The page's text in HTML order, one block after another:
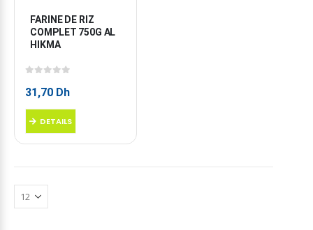
FARINE DE RIZ
COMPLET 750G AL
HIKMA
31,70 Dh
DETAILS